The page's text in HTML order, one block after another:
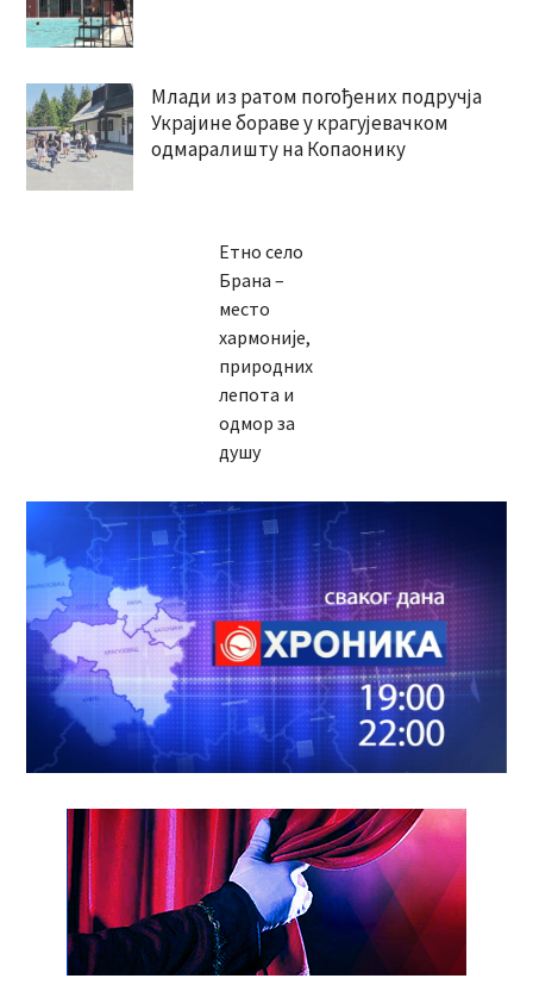
Млади из ратом погођених подручја
Украјине бораве у крагујевачком
одмаралишту на Копаонику
Етно село
Брана –
место
хармоније,
природних
лепота и
одмор за
душу